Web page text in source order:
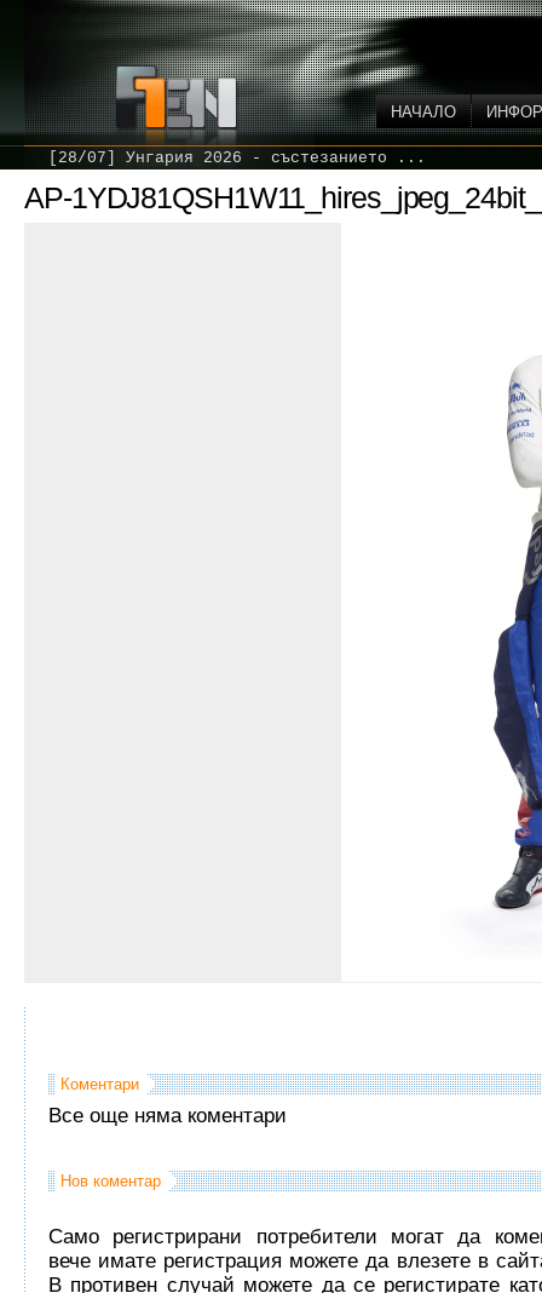
НАЧАЛО
[28/07] Унгария 2026 - състезанието ...
AP-
Коментари
Все още няма коментари
Нов коментар
Само регистрирани потребители могат да
вече имате регистрация можете да влезете в
В противен случай можете да се регистирате